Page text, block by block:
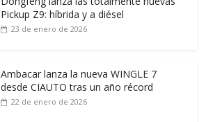
Pickup Z9: híbrida y a diésel
23 de enero de 2026
Ambacar lanza la nueva WINGLE 7
desde CIAUTO tras un año récord
22 de enero de 2026